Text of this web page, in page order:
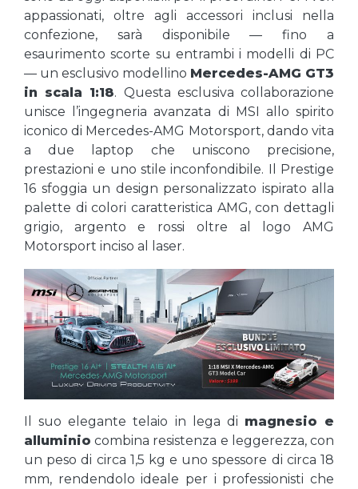
appassionati, oltre agli accessori inclusi nella
confezione, sarà disponibile — fino a
esaurimento scorte su entrambi i modelli di PC
— un esclusivo modellino Mercedes-AMG GT3
in scala 1:18. Questa esclusiva collaborazione
unisce l’ingegneria avanzata di MSI allo spirito
iconico di Mercedes-AMG Motorsport, dando vita
a due laptop che uniscono precisione,
prestazioni e uno stile inconfondibile. Il Prestige
16 sfoggia un design personalizzato ispirato alla
palette di colori caratteristica AMG, con dettagli
grigio, argento e rossi oltre al logo AMG
Motorsport inciso al laser.
Il suo elegante telaio in lega di magnesio e
alluminio combina resistenza e leggerezza, con
un peso di circa 1,5 kg e uno spessore di circa 18
mm, rendendolo ideale per i professionisti che